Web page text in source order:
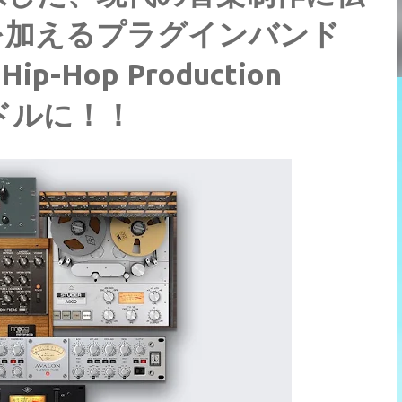
えるプラグインバンド
Hop Production
に！！